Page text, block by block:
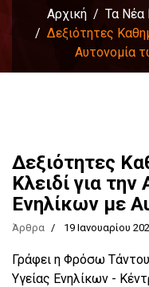
Αρχική Τα Νέα
Δεξιότητες
Αυτονομία
Δεξιότητες
Κλειδί για
Ενηλίκων με
Άρθρα 19 Ιανουαρίου
Γράφει η Φρόσω
Υγείας Ενηλίκων -